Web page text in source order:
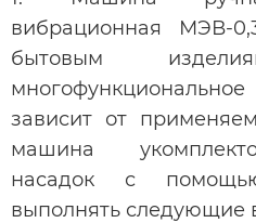
вибрационная МЭВ-
бытовым
многофункциональное
зависит от
машина
насадок с
выполнять следующие